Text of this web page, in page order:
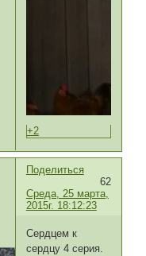
+2
Поделиться
62
Среда, 25 марта,
2015г. 18:12:23
Сердцем к
сердцу 4 серия.